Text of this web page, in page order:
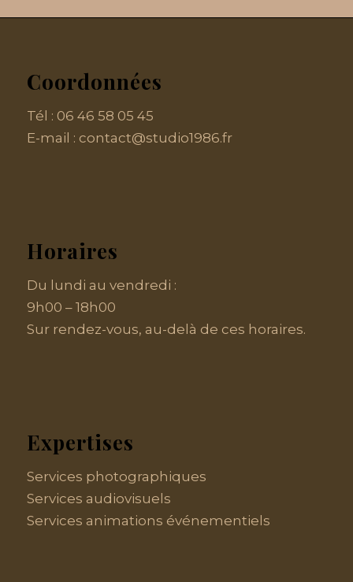
Coordonnées
Tél : 06 46 58 05 45
E-mail : contact@studio1986.fr
Horaires
Du lundi au vendredi :
9h00 – 18h00
Sur rendez-vous, au-delà de ces horaires.
Expertises
Services photographiques
Services audiovisuels
Services animations événementiels